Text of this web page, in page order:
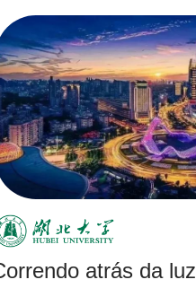
atrás da luz